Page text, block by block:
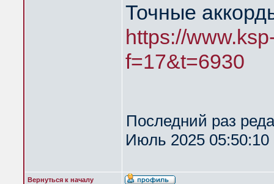
Точные
https://
f=17&t=6930
Последний раз
Июль 2025 05:50:10
Вернуться к началу